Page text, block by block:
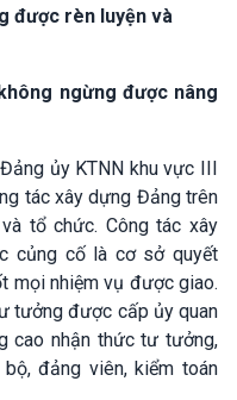
được rèn luyện và
ngừng được nâng
ủy KTNN khu vực III
tác xây dựng Đảng trên
tổ chức. Công tác xây
củng cố là cơ sở quyết
mọi nhiệm vụ được giao.
tưởng được cấp ủy quan
cao nhận thức tư tưởng,
đảng viên, kiểm toán